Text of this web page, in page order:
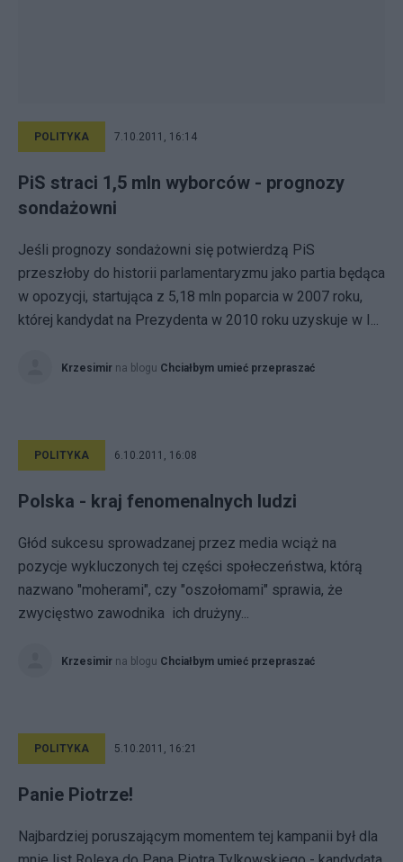
POLITYKA 7.10.2011, 16:14
PiS straci 1,5 mln wyborców - prognozy
sondażowni
Jeśli prognozy sondażowni się potwierdzą PiS
przeszłoby do historii parlamentaryzmu jako partia będąca
w opozycji, startująca z 5,18 mln poparcia w 2007 roku,
której kandydat na Prezydenta w 2010 roku uzyskuje w I...
Krzesimir na blogu Chciałbym umieć przepraszać
POLITYKA 6.10.2011, 16:08
Polska - kraj fenomenalnych ludzi
Głód sukcesu sprowadzanej przez media wciąż na
pozycje wykluczonych tej części społeczeństwa, którą
nazwano "moherami", czy "oszołomami" sprawia, że
zwycięstwo zawodnika ich drużyny...
Krzesimir na blogu Chciałbym umieć przepraszać
POLITYKA 5.10.2011, 16:21
Panie Piotrze!
Najbardziej poruszającym momentem tej kampanii był dla